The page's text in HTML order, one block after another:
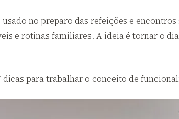
no preparo das refeições e
e rotinas familiares. A ideia é tornar o
para trabalhar o conceito de